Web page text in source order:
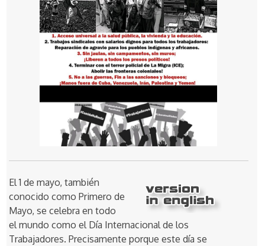
El 1 de mayo, también
conocido como Primero de
Mayo, se celebra en todo
el mundo como el Día Internacional de los
Trabajadores. Precisamente porque este día se